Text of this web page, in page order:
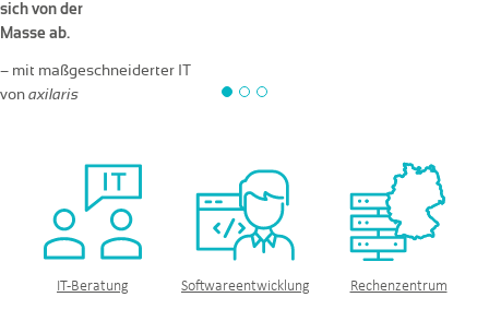
sich von der
Masse ab.
– mit maßgeschneiderter IT
vonaxilaris
IT-Beratung Software­entwicklung Rechenzentrum